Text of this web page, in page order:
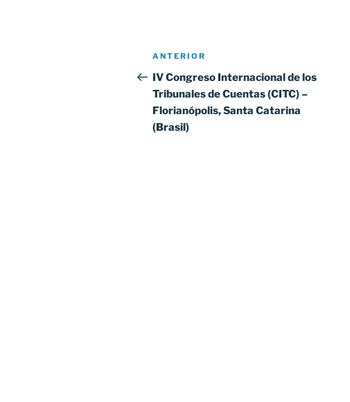
Navegación
de
entradas
Entrada
anterior:
ANTERIOR
IV Congreso Internacional de los
Tribunales de Cuentas (CITC) –
Florianópolis, Santa Catarina
(Brasil)